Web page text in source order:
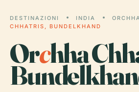
DESTINAZIONI INDIA
CHHATRIS, BUNDELKHAND
Orchha